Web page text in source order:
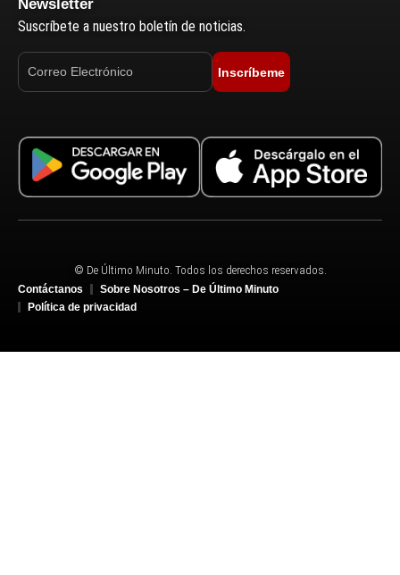
Newsletter
Suscríbete a nuestro boletín de noticias.
Inscríbeme
© De Último Minuto. Todos los derechos reservados.
Contáctanos
Sobre Nosotros – De Último Minuto
Política de privacidad